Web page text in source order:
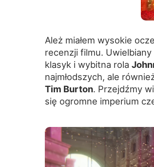
Ależ miałem wysokie
recenzji filmu.
klasyk i wybitna rola
najmłodszych, ale
Tim Burton. Przejdźmy
się ogromne imperium